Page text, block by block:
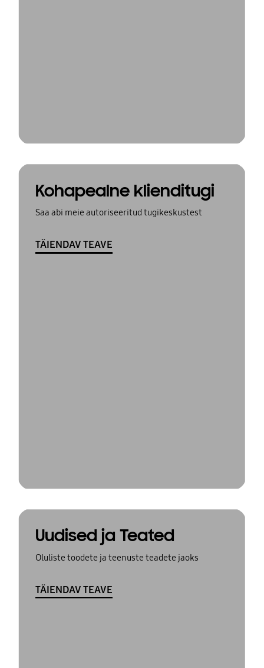
Kohapealne klienditugi
Saa abi meie autoriseeritud tugikeskustest
TÄIENDAV TEAVE
Uudised ja Teated
Oluliste toodete ja teenuste teadete jaoks
TÄIENDAV TEAVE